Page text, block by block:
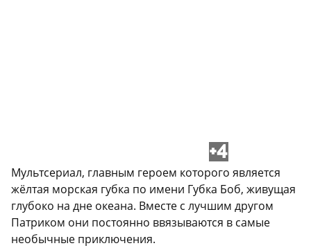
+4
Мультсериал, главным героем которого является
жёлтая морская губка по имени Губка Боб, живущая
глубоко на дне океана. Вместе с лучшим другом
Патриком они постоянно ввязываются в самые
необычные приключения.